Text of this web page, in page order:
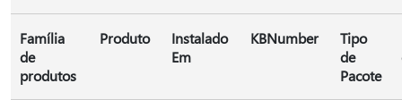
Família
de
produtos
Produto
Instalado
Em
KBNumber
Tipo
de
Pacote